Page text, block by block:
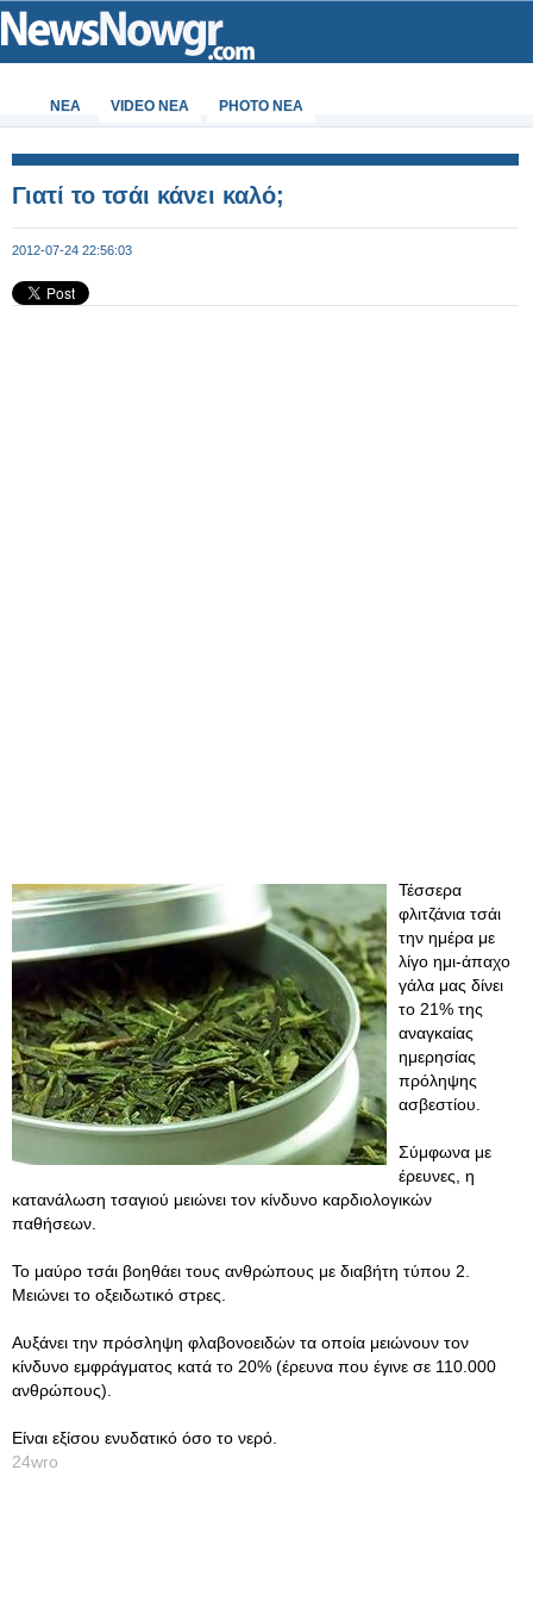
ΝΕΑ VIDEO NEA PHOTO NEA
Γιατί το τσάι κάνει καλό;
2012-07-24 22:56:03
Τέσσερα
φλιτζάνια τσάι
την ημέρα με
λίγο ημι-άπαχο
γάλα μας δίνει
το 21% της
αναγκαίας
ημερησίας
πρόληψης
ασβεστίου.
Σύμφωνα με
έρευνες, η
κατανάλωση τσαγιού μειώνει τον κίνδυνο καρδιολογικών
παθήσεων.
Το μαύρο τσάι βοηθάει τους ανθρώπους με διαβήτη τύπου 2.
Μειώνει το οξειδωτικό στρες.
Αυξάνει την πρόσληψη φλαβονοειδών τα οποία μειώνουν τον
κίνδυνο εμφράγματος κατά το 20% (έρευνα που έγινε σε 110.000
ανθρώπους).
Είναι εξίσου ενυδατικό όσο το νερό.
24wro